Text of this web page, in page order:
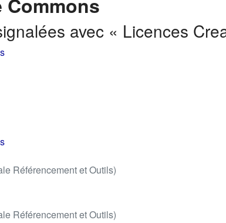
avec « Licences
Référencement et Outils)
Référencement et Outils)